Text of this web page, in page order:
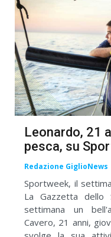
Leonardo, 21
pesca, su
Redazione GiglioNews
Sportweek, il
La Gazzetta dello
settimana un
Cavero, 21 anni,